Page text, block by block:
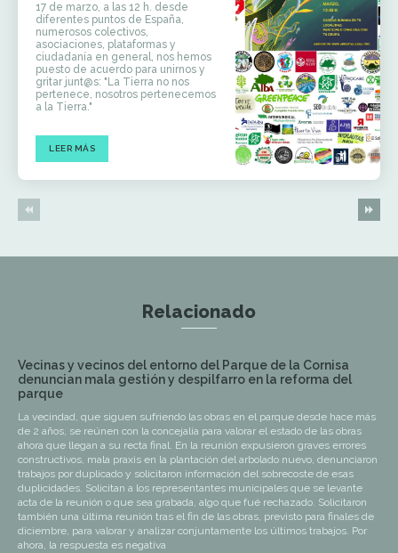
17 de marzo, a las 12 h. desde
diferentes puntos de España,
numerosos colectivos,
asociaciones, plataformas y
ciudadanía en general, nos hemos
puesto de acuerdo para unirnos y
gritar junt@s: "La Tierra no nos
pertenece, nosotros pertenecemos
a la Tierra."
LEER MÁS
Relacionado
Vecinas y vecinos del entorno del Parque de la Cornisa
denuncian mala gestión y despilfarro en la reforma del
parque
La vecindad, que siguen sufriendo las obras en el parque desde hace más
de 2 años, se reúnen con la concejalía para valorar el estado de las obras
ahora que llegan a su recta final. En la reunión expusieron graves errores
constructivos, mala praxis en la plantación del arbolado nuevo, denunciaron
trabajos por duplicado y solicitaron información del sobrecoste de esas
duplicidades. Solicitan a los representantes municipales que se levante
acta de la reunión o que sea grabada, algo que fué rechazado. Solicitaron
también una última reunión tras el fin de las obras, previsto para finales de
diciembre, para valorar y analizar conjuntamente los últimos trabajos. Por
ahora, la respuesta es negativa